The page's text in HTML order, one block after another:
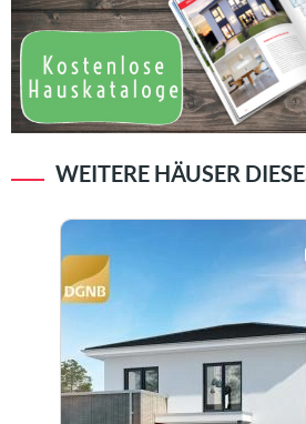
WEITERE HÄUSER